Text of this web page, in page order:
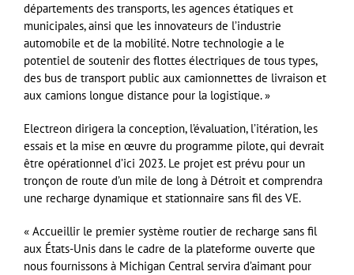
départements des transports, les agences étatiques et
municipales, ainsi que les innovateurs de l’industrie
automobile et de la mobilité. Notre technologie a le
potentiel de soutenir des flottes électriques de tous types,
des bus de transport public aux camionnettes de livraison et
aux camions longue distance pour la logistique. »
Electreon dirigera la conception, l’évaluation, l’itération, les
essais et la mise en œuvre du programme pilote, qui devrait
être opérationnel d’ici 2023. Le projet est prévu pour un
tronçon de route d’un mile de long à Détroit et comprendra
une recharge dynamique et stationnaire sans fil des VE.
« Accueillir le premier système routier de recharge sans fil
aux États-Unis dans le cadre de la plateforme ouverte que
nous fournissons à Michigan Central servira d’aimant pour